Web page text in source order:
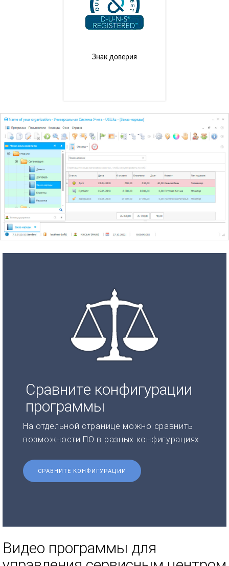
Знак доверия
Сравните конфигурации
программы
На отдельной странице можно сравнить
возможности ПО в разных конфигурациях.
СРАВНИТЕ КОНФИГУРАЦИИ
Видео программы для